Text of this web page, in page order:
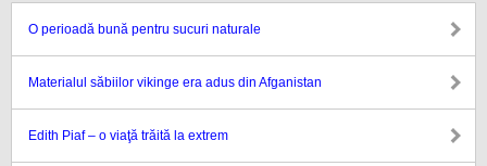
O perioadă bună pentru sucuri naturale
Materialul săbiilor vikinge era adus din Afganistan
Edith Piaf – o viaţă trăită la extrem